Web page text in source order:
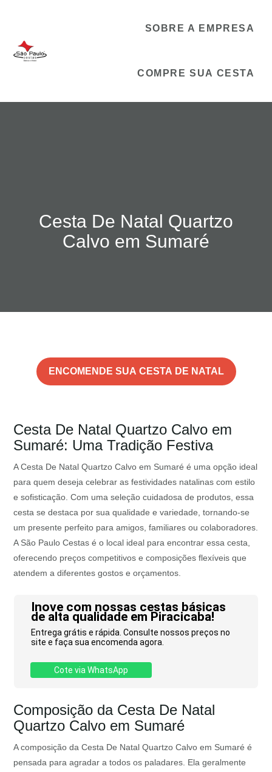
SOBRE A EMPRESA
COMPRE SUA CESTA
Cesta De Natal Quartzo
Calvo em Sumaré
Cesta De Natal Quartzo Calvo em
Sumaré: Uma Tradição Festiva
A Cesta De Natal Quartzo Calvo em Sumaré é uma opção ideal
para quem deseja celebrar as festividades natalinas com estilo
e sofisticação. Com uma seleção cuidadosa de produtos, essa
cesta se destaca por sua qualidade e variedade, tornando-se
um presente perfeito para amigos, familiares ou colaboradores.
A São Paulo Cestas é o local ideal para encontrar essa cesta,
oferecendo preços competitivos e composições flexíveis que
atendem a diferentes gostos e orçamentos.
Inove com nossas cestas básicas
de alta qualidade em Piracicaba!
Entrega grátis e rápida. Consulte nossos preços no
site e faça sua encomenda agora.
Cote via WhatsApp
Composição da Cesta De Natal
Quartzo Calvo em Sumaré
A composição da Cesta De Natal Quartzo Calvo em Sumaré é
pensada para agradar a todos os paladares. Ela geralmente
ENCOMENDE SUA CESTA DE NATAL